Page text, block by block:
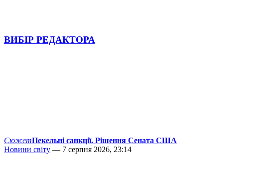
ВИБІР РЕДАКТОРА
СюжетПекельні санкції. Рішення Сената США
Новини світу — 7 серпня 2026, 23:14